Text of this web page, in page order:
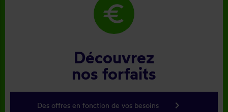
euro
Découvrez
nos forfaits
Des offres en fonction de vos besoins keyboard_arrow_right